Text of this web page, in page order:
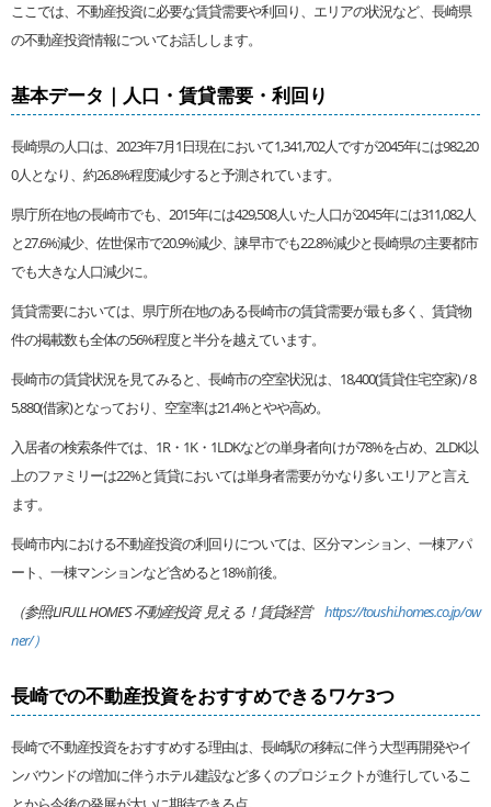
ここでは、不動産投資に必要な賃貸需要や利回り、エリアの状況など、長崎県
の不動産投資情報についてお話しします。
基本データ｜人口・賃貸需要・利回り
長崎県の人口は、2023年7月1日現在において1,341,702人ですが2045年には982,20
0人となり、約26.8%程度減少すると予測されています。
県庁所在地の長崎市でも、2015年には429,508人いた人口が2045年には311,082人
と27.6%減少、佐世保市で20.9%減少、諫早市でも22.8%減少と長崎県の主要都市
でも大きな人口減少に。
賃貸需要においては、県庁所在地のある長崎市の賃貸需要が最も多く、賃貸物
件の掲載数も全体の56%程度と半分を越えています。
長崎市の賃貸状況を見てみると、長崎市の空室状況は、18,400(賃貸住宅空家) / 8
5,880(借家)となっており、空室率は21.4%とやや高め。
入居者の検索条件では、1R・1K・1LDKなどの単身者向けが78%を占め、2LDK以
上のファミリーは22%と賃貸においては単身者需要がかなり多いエリアと言え
ます。
長崎市内における不動産投資の利回りについては、区分マンション、一棟アパ
ート、一棟マンションなど含めると18%前後。
（参照;LIFULL HOME’S 不動産投資 見える！賃貸経営 https://toushi.homes.co.jp/ow
ner/）
長崎での不動産投資をおすすめできるワケ3つ
長崎で不動産投資をおすすめする理由は、長崎駅の移転に伴う大型再開発やイ
ンバウンドの増加に伴うホテル建設など多くのプロジェクトが進行しているこ